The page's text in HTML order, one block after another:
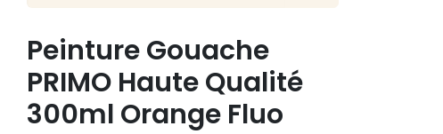
Peinture Gouache
PRIMO Haute Qualité
300ml Orange Fluo